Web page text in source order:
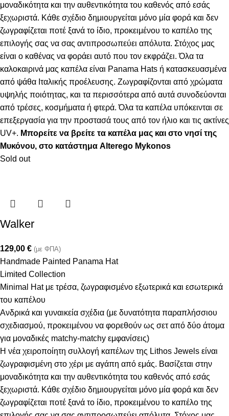
μοναδικότητα και την αυθεντικότητα του καθενός από εσάς
ξεχωριστά. Κάθε σχέδιο δημιουργείται μόνο μία φορά και δεν
ζωγραφίζεται ποτέ ξανά το ίδιο, προκειμένου το καπέλο της
επιλογής σας να σας αντιπροσωπεύει απόλυτα. Στόχος μας
είναι ο καθένας να φοράει αυτό που τον εκφράζει. Όλα τα
καλοκαιρινά μας καπέλα είναι Panama Hats ή κατασκευασμένα
από ψάθα Ιταλικής προέλευσης. Ζωγραφίζονται από χρώματα
υψηλής ποιότητας, και τα περισσότερα από αυτά συνοδεύονται
από τρέσες, κοσμήματα ή φτερά. Όλα τα καπέλα υπόκεινται σε
επεξεργασία για την προστασά τους από τον ήλιο και τις ακτίνες
UV+. Μπορείτε να βρείτε τα καπέλα μας και στο νησί της
Μυκόνου, στο κατάστημα Alterego Mykonos
Sold out
Walker
129,00 € (με ΦΠΑ)
Handmade Painted Panama Hat
Limited Collection
Minimal Hat με τρέσα, ζωγραφισμένο εξωτερικά και εσωτερικά
του καπέλου
Ανδρικά και γυναικεία σχέδια (με δυνατότητα παραπλήσσιου
σχεδιασμού, προκειμένου να φορεθούν ως σετ από δύο άτομα
για μοναδικές matchy-matchy εμφανίσεις)
Η νέα χειροποίητη συλλογή καπέλων της Lithos Jewels είναι
ζωγραφισμένη στο χέρι με αγάπη από εμάς. Βασίζεται στην
μοναδικότητα και την αυθεντικότητα του καθενός από εσάς
ξεχωριστά. Κάθε σχέδιο δημιουργείται μόνο μία φορά και δεν
ζωγραφίζεται ποτέ ξανά το ίδιο, προκειμένου το καπέλο της